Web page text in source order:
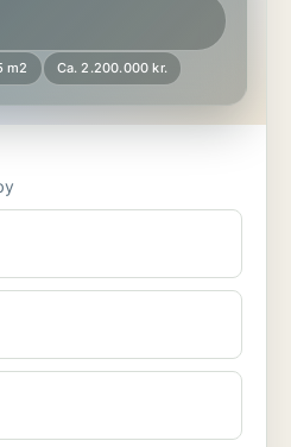
m2 Ca. 2.200.000 kr.